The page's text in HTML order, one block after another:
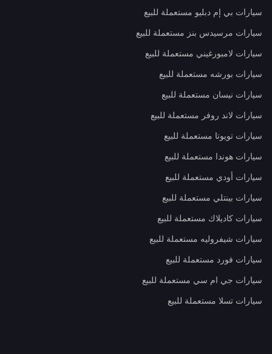
سيارات بي إم دبليو مستعملة للبيع
سيارات مرسيدس بنز مستعملة للبيع
سيارات لامبورغيني مستعملة للبيع
سيارات بورشه مستعملة للبيع
سيارات نيسان مستعملة للبيع
سيارات لاند روفر مستعملة للبيع
سيارات تويوتا مستعملة للبيع
سيارات هوندا مستعملة للبيع
سيارات أودي مستعملة للبيع
سيارات بينتلي مستعملة للبيع
سيارات كاديلاك مستعملة للبيع
سيارات شيفروليه مستعملة للبيع
سيارات فورد مستعملة للبيع
سيارات جي ام سي مستعملة للبيع
سيارات تسلا مستعملة للبيع